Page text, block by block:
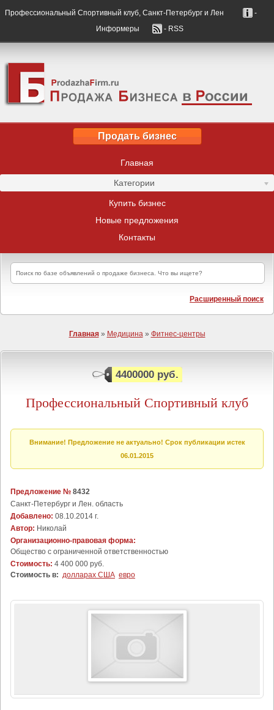
Профессиональный Спортивный клуб, Санкт-Петербург и Лен
-
Информеры
- RSS
Продать бизнес
Главная
Категории
Купить бизнес
Новые предложения
Контакты
Расширенный поиск
Главная» Медицина» Фитнес-центры
4400000 руб.
Профессиональный Спортивный клуб
Внимание! Предложение не актуально! Срок публикации истек
06.01.2015
Предложение № 8432
Санкт-Петербург и Лен. область
Добавлено: 08.10.2014 г.
Автор: Николай
Организационно-правовая форма:
Общество с ограниченной ответственностью
Стоимость: 4 400 000 руб.
Стоимость в: долларах США евро